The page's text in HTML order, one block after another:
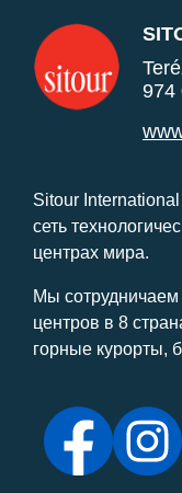
974
Sitour
сеть
центрах мира.
Мы сотрудничаем
центров в 8
горные курорты,